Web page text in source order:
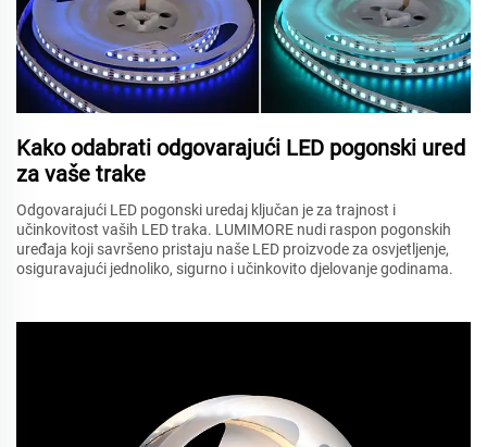
Kako odabrati odgovarajući LED pogonski ured
za vaše trake
Odgovarajući LED pogonski uredaj ključan je za trajnost i
učinkovitost vaših LED traka. LUMIMORE nudi raspon pogonskih
uređaja koji savršeno pristaju naše LED proizvode za osvjetljenje,
osiguravajući jednoliko, sigurno i učinkovito djelovanje godinama.